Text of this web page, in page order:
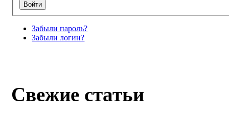
Забыли пароль?
Забыли логин?
Свежие статьи